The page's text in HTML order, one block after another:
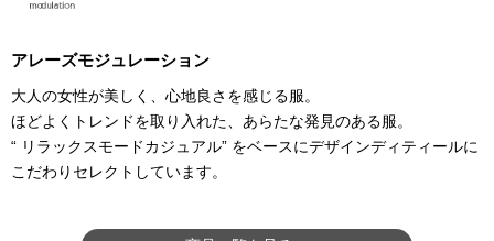
アレーズモジュレーション
大人の女性が美しく、心地良さを感じる服。
ほどよくトレンドを取り入れた、あらたな発見のある服。
“ リラックスモードカジュアル” をベースにデザインディティールに
こだわりセレクトしています。